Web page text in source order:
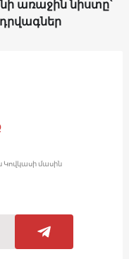
առաջին նիստը՝
Կովկասի մասին